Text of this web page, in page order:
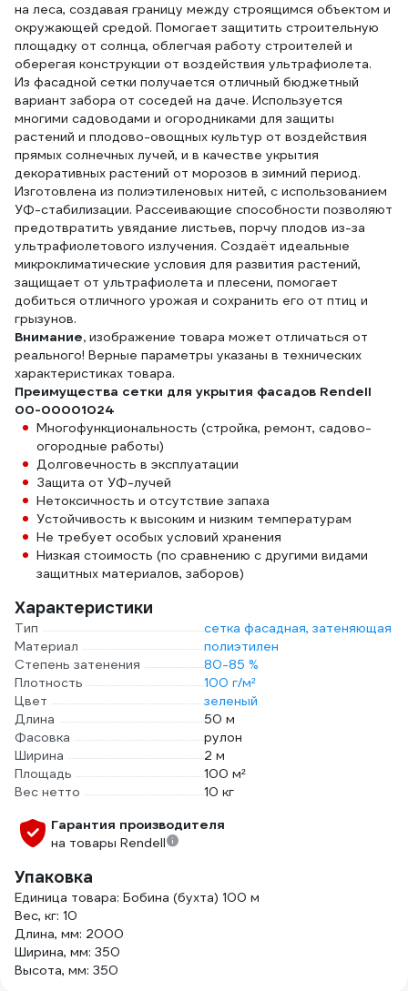
на леса, создавая границу между строящимся объектом и
окружающей средой. Помогает защитить строительную
площадку от солнца, облегчая работу строителей и
оберегая конструкции от воздействия ультрафиолета.
Из фасадной сетки получается отличный бюджетный
вариант забора от соседей на даче. Используется
многими садоводами и огородниками для защиты
растений и плодово-овощных культур от воздействия
прямых солнечных лучей, и в качестве укрытия
декоративных растений от морозов в зимний период.
Изготовлена из полиэтиленовых нитей, с использованием
УФ-стабилизации. Рассеивающие способности позволяют
предотвратить увядание листьев, порчу плодов из-за
ультрафиолетового излучения. Создаёт идеальные
микроклиматические условия для развития растений,
защищает от ультрафиолета и плесени, помогает
добиться отличного урожая и сохранить его от птиц и
грызунов.
Внимание, изображение товара может отличаться от
реального! Верные параметры указаны в технических
характеристиках товара.
Преимущества сетки для укрытия фасадов Rendell
00-00001024
Многофункциональность (стройка, ремонт, садово-
огородные работы)
Долговечность в эксплуатации
Защита от УФ-лучей
Нетоксичность и отсутствие запаха
Устойчивость к высоким и низким температурам
Не требует особых условий хранения
Низкая стоимость (по сравнению с другими видами
защитных материалов, заборов)
Характеристики
Тип
сетка фасадная, затеняющая
Материал
полиэтилен
Степень затенения
80-85 %
Плотность
100 г/м²
Цвет
зеленый
Длина
50 м
Фасовка
рулон
Ширина
2 м
Площадь
100 м²
Вес нетто
10 кг
Гарантия производителя
на товары Rendell
Упаковка
Единица товара: Бобина (бухта) 100 м
Вес, кг: 10
Длина, мм: 2000
Ширина, мм: 350
Высота, мм: 350